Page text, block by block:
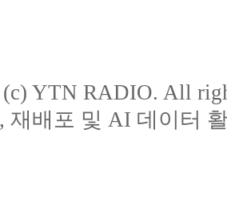
YTN RADIO. All
재배포 및 AI 데이터